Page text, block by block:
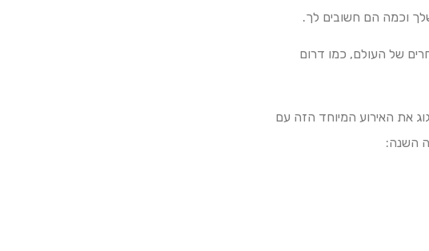
וכמה הם חשובים לך.
אבל בחלקים אחרים של העולם, כמו דרום
מלחגוג את האירוע המיוחד הזה עם
השנה: